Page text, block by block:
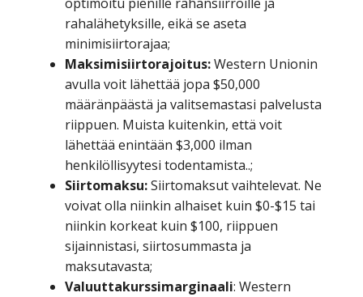
rahalähetyksille, eikä se aseta
minimisiirtorajaa;
Maksimisiirtorajoitus:Western Unionin
avulla voit lähettää jopa $50,000
määränpäästä ja valitsemastasi palvelusta
riippuen. Muista kuitenkin, että voit
lähettää enintään $3,000 ilman
henkilöllisyytesi todentamista..;
Siirtomaksu:Siirtomaksut vaihtelevat. Ne
voivat olla niinkin alhaiset kuin $0-$15 tai
niinkin korkeat kuin $100, riippuen
sijainnistasi, siirtosummasta ja
maksutavasta;
Valuuttakurssimarginaali: Western